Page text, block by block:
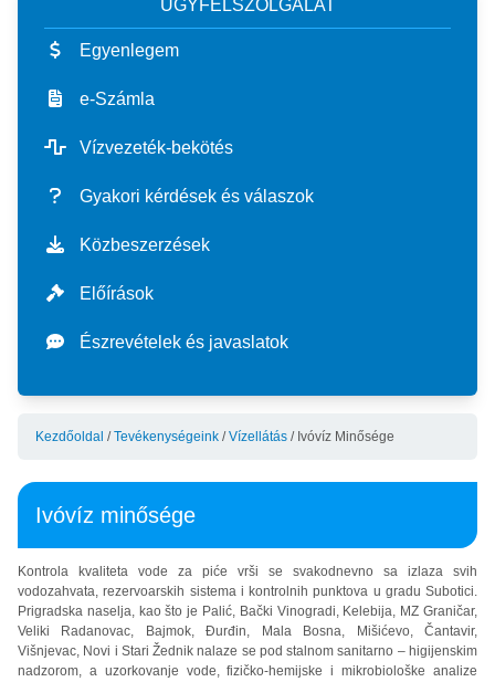
KEZDŐOLDAL
RÓLUNK
magunkról
ÜGYFÉLSZOLGÁLAT
vízdíjak
TEVÉKENYSÉGEINK
vízellátás
szennyvízkezelés
IRÁNYÍTÁS
befektetések
aktuális befektetések
pénzügyek
SZABVÁNYOK
integrált vállalatirányítási rendszer (ims)
ÜGYFÉLSZOLGÁLAT
Egyenlegem
e-Számla
Vízvezeték-bekötés
Gyakori kérdések és válaszok
Közbeszerzések
Előírások
Észrevételek és javaslatok
Kezdőoldal / Tevékenységeink / Vízellátás / Ivóvíz Minősége
Ivóvíz minősége
Kontrola kvaliteta vode za piće vrši se svakodnevno sa izlaza svih
vodozahvata, rezervoarskih sistema i kontrolnih punktova u gradu Subotici.
Prigradska naselja, kao što je Palić, Bački Vinogradi, Kelebija, MZ Graničar,
Veliki Radanovac, Bajmok, Đurđin, Mala Bosna, Mišićevo, Čantavir,
Višnjevac, Novi i Stari Žednik nalaze se pod stalnom sanitarno – higijenskim
nadzorom, a uzorkovanje vode, fizičko-hemijske i mikrobiološke analize